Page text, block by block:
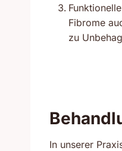
Fibrome
zu
In unserer